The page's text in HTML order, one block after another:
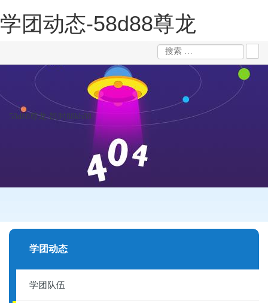
学团动态-58d88尊龙
58d88尊龙-凯时88kb88
学团动态
学团队伍